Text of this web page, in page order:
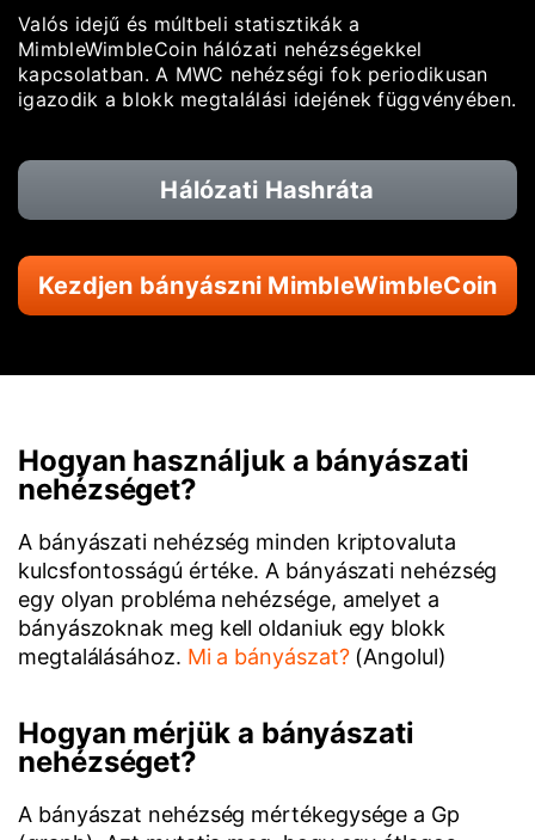
Valós idejű és múltbeli statisztikák a
MimbleWimbleCoin hálózati nehézségekkel
kapcsolatban. A MWC nehézségi fok periodikusan
igazodik a blokk megtalálási idejének függvényében.
Hálózati Hashráta
Kezdjen bányászni MimbleWimbleCoin
Hogyan használjuk a bányászati
nehézséget?
A bányászati nehézség minden kriptovaluta
kulcsfontosságú értéke. A bányászati nehézség
egy olyan probléma nehézsége, amelyet a
bányászoknak meg kell oldaniuk egy blokk
megtalálásához. Mi a bányászat?(Angolul)
Hogyan mérjük a bányászati
nehézséget?
A bányászat nehézség mértékegysége a Gp